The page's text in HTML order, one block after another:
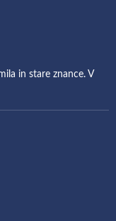
in stare znance. V